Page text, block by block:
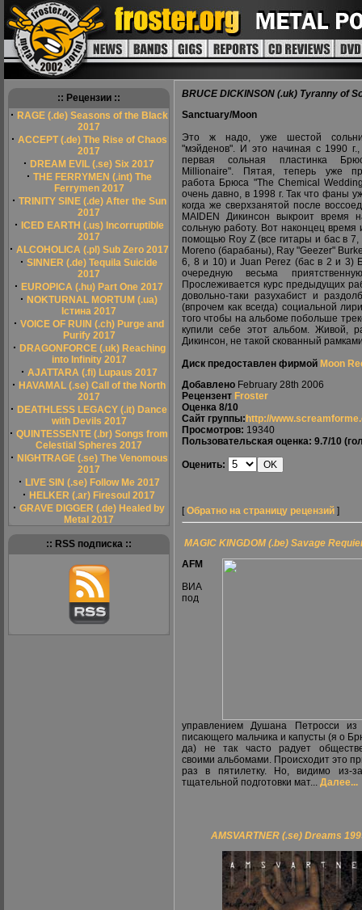
:: Рецензии ::
· RAGE (.de) Seasons of the Black
2017
· ACCEPT (.de) The Rise of Chaos
2017
· DREAM EVIL (.se) Six 2017
· THE FERRYMEN (.int) The
Ferrymen 2017
· TRINITY SINE (.de) After the Sun
2017
· ICED EARTH (.us) Incorruptible
2017
· ALCOHOLICA (.pl) Sub Zero 2017
· SINNER (.de) Tequila Suicide
2017
· EUROPICA (.hu) Part One 2017
· NOKTURNAL MORTUM (.ua)
Істина 2017
· VOICE OF RUIN (.ch) Purge and
Purify 2017
· DRAGONFORCE (.uk) Reaching
into Infinity 2017
· AJATTARA (.fi) Lupaus 2017
· HAVAMAL (.se) Call of the North
2017
· DEATHLESS LEGACY (.it) Dance
with Devils 2017
· QUINTESSENTE (.br) Songs from
Celestial Spheres 2017
· NIGHTRAGE (.se) The Venomous
2017
· LIVE SIN (.se) Follow Me 2017
· HELKER (.ar) Firesoul 2017
· GRAVE DIGGER (.de) Healed by
Metal 2017
:: RSS подписка ::
BRUCE DICKINSON (.uk) Tyranny of
Sanctuary/Moon
Это ж надо, уже шестой
"мэйденов". И это начиная с 1990
первая сольная пластинка
Millionaire". Пятая, теперь уже
работа Брюса "The Chemical
очень давно, в 1998 г. Так что фаны
когда же сверхзанятой после
MAIDEN Дикинсон выкроит время
сольную работу. Вот наконцец
помощью Roy Z (все гитары и бас в 7,
Moreno (барабаны), Ray "Geezer"
6, 8 и 10) и Juan Perez (бас в 2 и 3)
очередную весьма
Прослеживается курс предыдущих
довольно-таки разухабист и
(впрочем как всегда) социальной
того чтобы на альбоме побольше
купили себе этот альбом. Живой,
Дикинсон, не такой скованный
Диск предоставлен фирмой Moon
Добавлено February 28th 2006
Рецензент Froster
Оценка 8/10
Сайт группы: http://
Просмотров: 19340
Пользовательская оценка: 9.7/10
Оценить:
[Обратно на страницу рецензий ]
MAGIC KINGDOM (.be) Savage
AFM
ВИА
под
управлением Душана Петросси из
писающего мальчика и капусты (я о
да) не так часто радует
своими альбомами. Происходит это
раз в пятилетку. Но, видимо из-
тщательной подготовки мат... Далее...
AMSVARTNER (.se) Dreams